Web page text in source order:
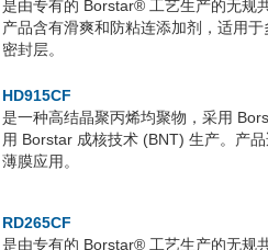
是由专有的 Borstar® 工艺生产的无规
产品含有滑爽和防粘连添加剂，适用
密封层。
HD915CF
是一种高结晶聚丙烯均聚物，采用
用 Borstar 成核技术 (BNT) 生产。产
薄膜应用。
RD265CF
是由专有的 Borstar® 工艺生产的无规